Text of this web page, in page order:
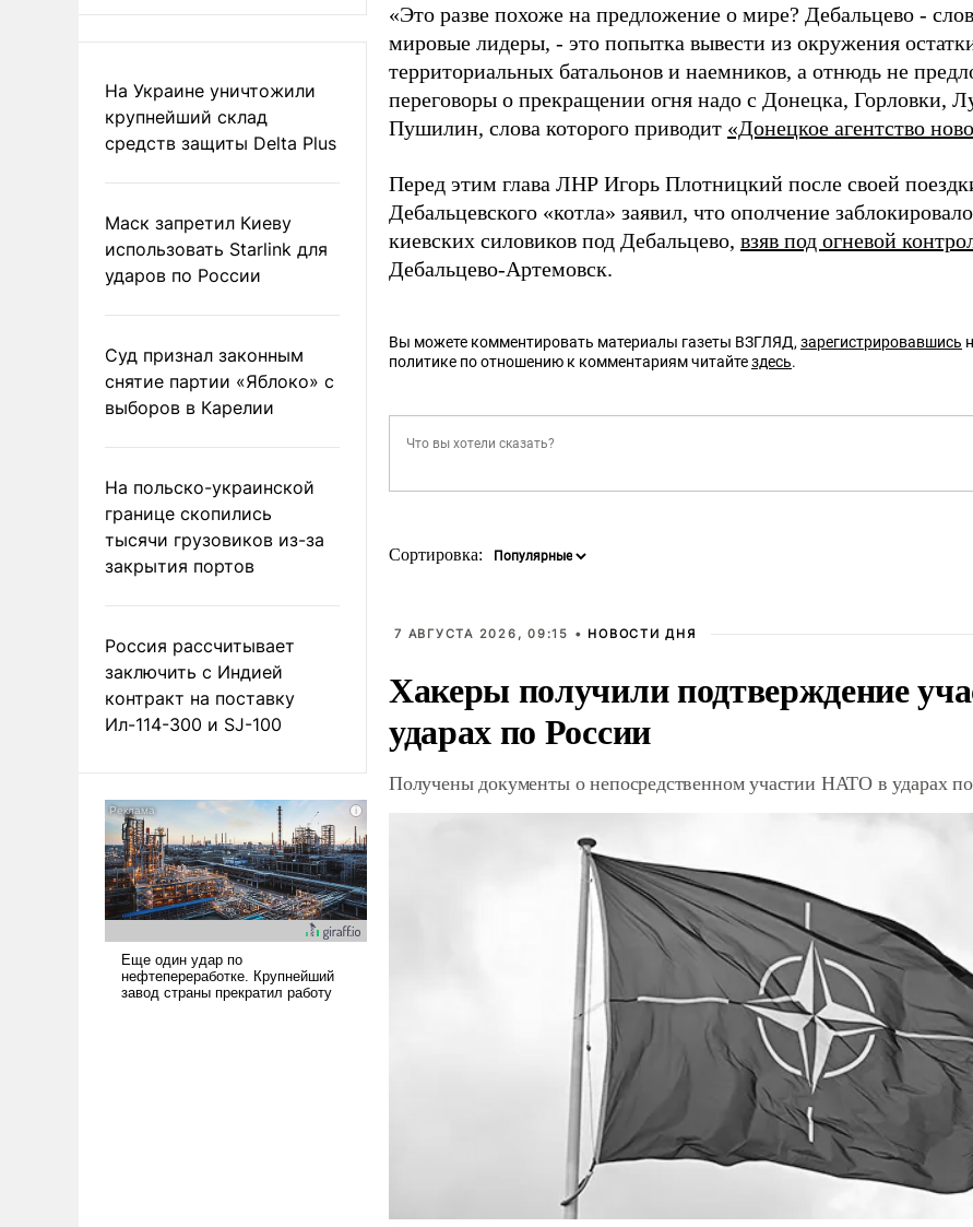
На Украине уничтожили
крупнейший склад
средств защиты Delta Plus
Маск запретил Киеву
использовать Starlink для
ударов по России
Суд признал законным
снятие партии «Яблоко» с
выборов в Карелии
На польско-украинской
границе скопились
тысячи грузовиков из-за
закрытия портов
Россия рассчитывает
заключить с Индией
контракт на поставку
Ил-114-300 и SJ-100
«Это разве похоже на предложение о мире? Дебальцево -
мировые лидеры, - это попытка вывести из окружения
территориальных батальонов и наемников, а отнюдь не
переговоры о прекращении огня надо с Донецка, Горловки,
Пушилин, слова которого приводит «Донецкое агентство
Перед этим глава ЛНР Игорь Плотницкий после своей
Дебальцевского «котла» заявил, что ополчение
киевских силовиков под Дебальцево, взяв под огневой
Дебальцево-Артемовск.
Вы можете комментировать материалы газеты ВЗГЛЯД, зарегистрировавшись
политике по отношению к комментариям читайтездесь.
Сортировка:
7 АВГУСТА 2026, 09:15 • НОВОСТИ ДНЯ
Хакеры получили подтверждение
ударах по России
Получены документы о непосредственном участии НАТО в ударах